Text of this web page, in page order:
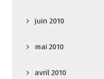
juin 2010
mai 2010
avril 2010